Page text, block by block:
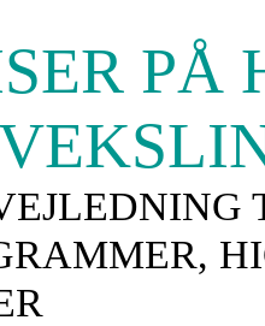
PÅ